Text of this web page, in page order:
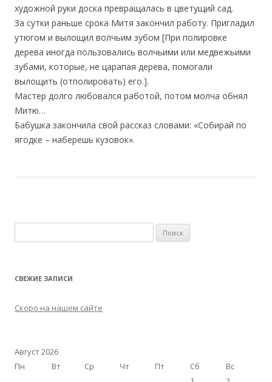
художной руки доска превращалась в цветущий сад.
За сутки раньше срока Митя закончил работу. Пригладил
утюгом и вылощил волчьим зубом [При полировке
дерева иногда пользовались волчьими или медвежьими
зубами, которые, не царапая дерева, помогали
вылощить (отполировать) его.].
Мастер долго любовался работой, потом молча обнял
Митю…
Бабушка закончила свой рассказ словами: «Собирай по
ягодке – наберешь кузовок».
СВЕЖИЕ ЗАПИСИ
Скоро на нашем сайте
Август 2026
Пн
Вт Ср Чт Пт Сб
Вс